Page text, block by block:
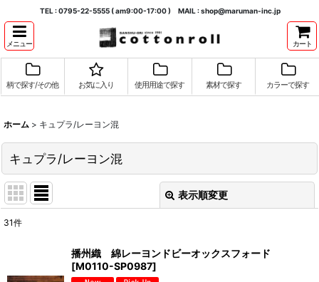
TEL : 0795-22-5555 ( am9:00-17:00 ) MAIL : shop@maruman-inc.jp
メニュー カート
柄で探す/その他 お気に入り 使用用途で探す 素材で探す カラーで探す
ホーム > キュプラ/レーヨン混
キュプラ/レーヨン混
表示順変更
並び順:
31件
播州織 綿レーヨンドビーオックスフォード
[M0110-SP0987]